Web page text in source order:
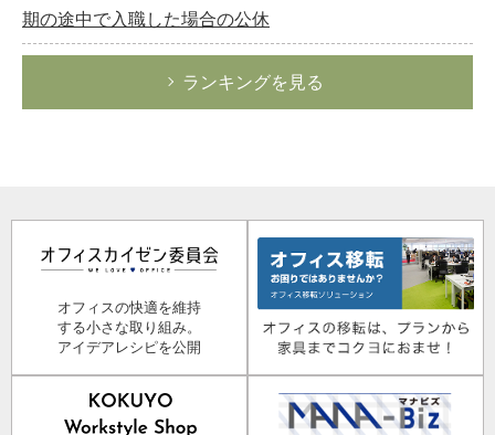
期の途中で入職した場合の公休
ランキングを見る
オフィスの快適を維持
する小さな取り組み。
アイデアレシピを公開